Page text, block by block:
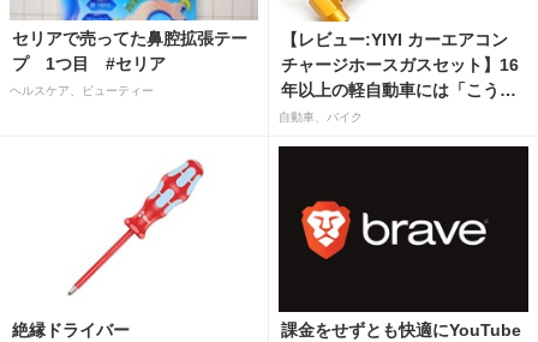
セリアで売ってた鼻腔拡張テー
プ 1つ目 #セリア
ヘルスケア、ビューティー
【レビュー:YIYI カーエアコン
チャージホースガスセット】16
年以上の軽自動車には「こうか
はばつぐんだ」が…
自動車、バイク
絶縁ドライバー
課金をせずとも快適にYouTube